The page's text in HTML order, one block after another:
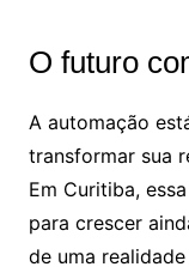
O futuro
A automação
transformar sua
Em Curitiba,
para crescer
de uma